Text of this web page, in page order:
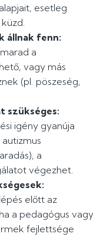
esetleg
állnak fenn:
a
vagy más
(pl. pöszeség,
szükséges:
igény gyanúja
a
végezhet.
előtt az
a pedagógus vagy
fejlettsége